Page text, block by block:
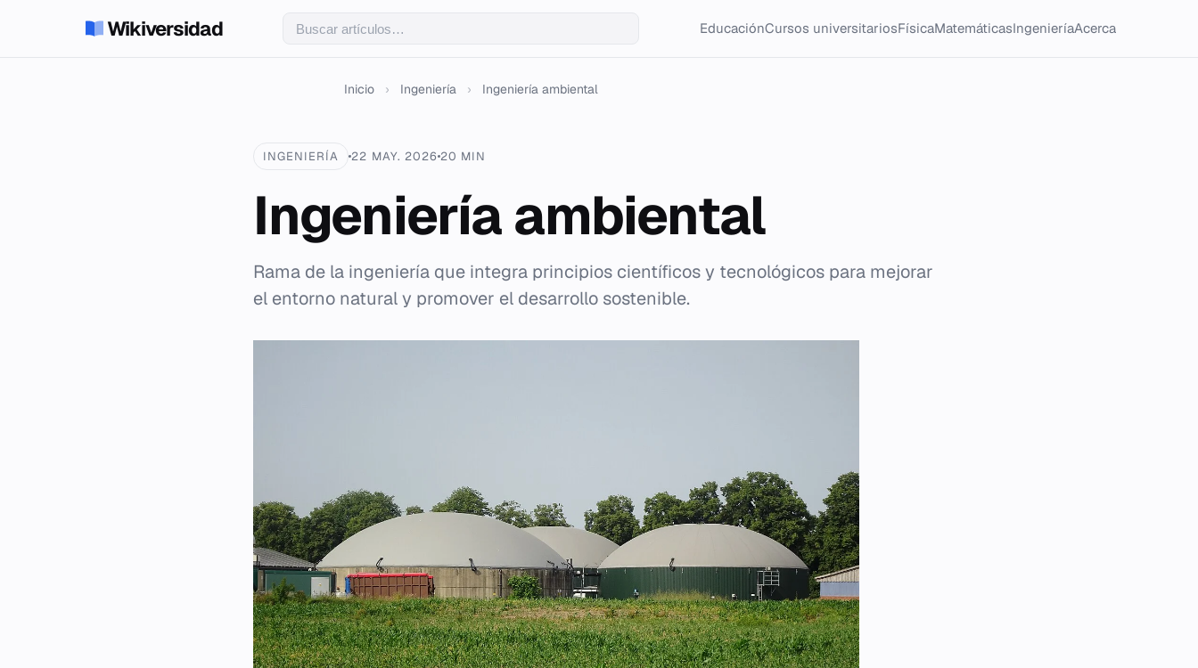
Wikiversidad EducaciónCursos universitariosFísicaMatemáticasIngenieríaAcerca
Inicio › Ingeniería › Ingeniería ambiental
INGENIERÍA 22 MAY. 2026 20 MIN
Ingeniería ambiental
Rama de la ingeniería que integra principios científicos y tecnológicos para mejorar
el entorno natural y promover el desarrollo sostenible.